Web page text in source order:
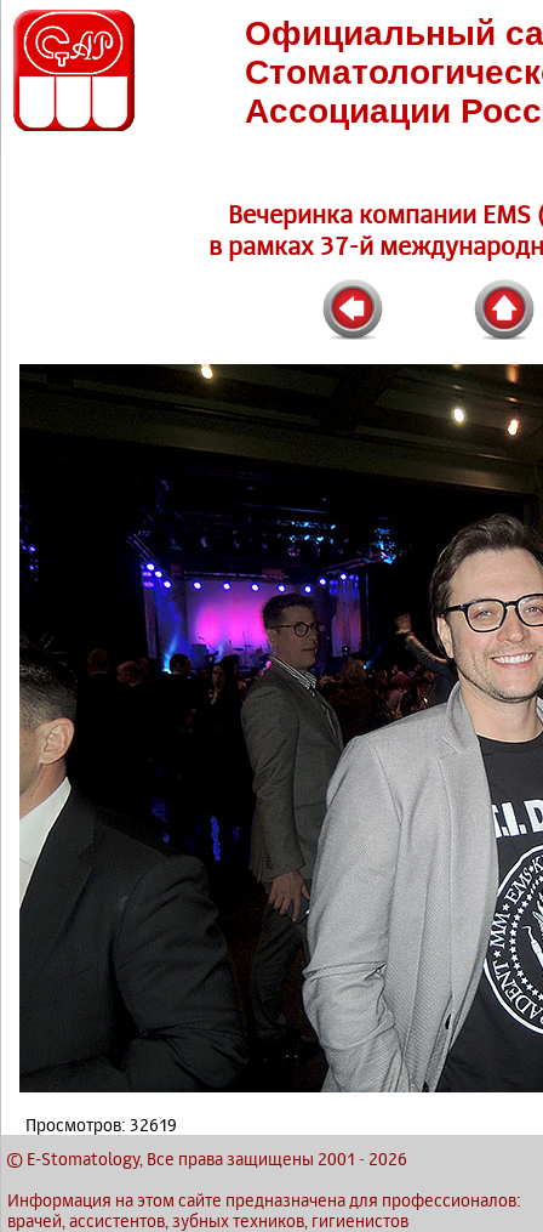
Официальный
Ассоциации
Вечеринка компании EMS
в рамках 37-й
Просмотров: 32619
© E-Stomatology, Все права защищены 2001 - 2026
Информация на этом сайте предназначена для профессионалов:
врачей, ассистентов, зубных техников, гигиенистов